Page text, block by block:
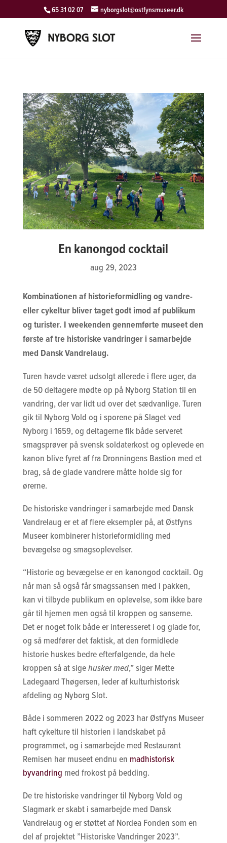
65 31 02 07 nyborgslot@ostfynsmuseer.dk
En kanongod cocktail
aug 29, 2023
Kombinationen af historieformidling og vandre-
eller cykeltur bliver taget godt imod af publikum
og turister. I weekenden gennemførte museet den
første af tre historiske vandringer i samarbejde
med Dansk Vandrelaug.
Turen havde været udsolgt allerede i flere uger, da
de 50 deltagere mødte op på Nyborg Station til en
vandring, der var lidt ud over det sædvanlige. Turen
gik til Nyborg Vold og i sporene på Slaget ved
Nyborg i 1659, og deltagerne fik både serveret
smagsprøver på svensk soldaterkost og oplevede en
kanon blive fyret af fra Dronningens Bastion med et
brag, så de glade vandrere måtte holde sig for
ørerne.
De historiske vandringer i samarbejde med Dansk
Vandrelaug er et af flere eksempler på, at Østfyns
Museer kombinerer historieformidling med
bevægelse og smagsoplevelser.
“Historie og bevægelse er en kanongod cocktail. Og
når man så også får smagssansen med i pakken,
kan vi tilbyde publikum en oplevelse, som ikke bare
går til hjernen men også til kroppen og sanserne.
Det er noget folk både er interesseret i og glade for,
og så medfører det faktisk, at den formidlede
historie huskes bedre efterfølgende, da hele
kroppen så at sigehusker med,” siger Mette
Ladegaard Thøgersen, leder af kulturhistorisk
afdeling og Nyborg Slot.
Både i sommeren 2022 og 2023 har Østfyns Museer
haft cykelture til historien i landskabet på
programmet, og i samarbejde med Restaurant
Remisen har museet endnu en madhistorisk
byvandring med frokost på bedding.
De tre historiske vandringer til Nyborg Vold og
Slagmark er skabt i samarbejde med Dansk
Vandrelaug og er støttet af Nordea Fonden som en
del af projektet ”Historiske Vandringer 2023”.